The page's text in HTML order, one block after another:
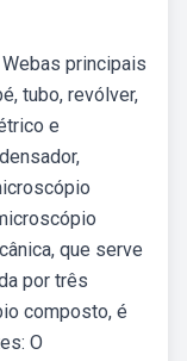
principais
tubo, revólver,
e
que serve
por três
composto, é
O